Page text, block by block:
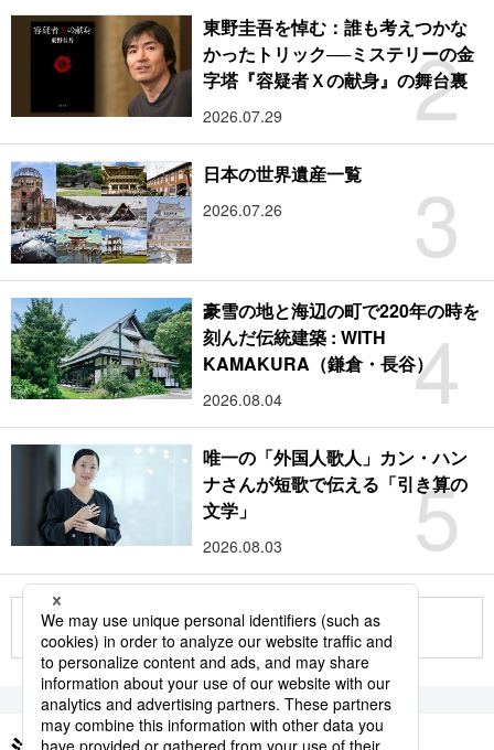
2
東野圭吾を悼む：誰も考えつかな
かったトリック──ミステリーの金
字塔『容疑者Ｘの献身』の舞台裏
2026.07.29
3
日本の世界遺産一覧
2026.07.26
4
豪雪の地と海辺の町で220年の時を
刻んだ伝統建築 : WITH
KAMAKURA（鎌倉・長谷）
2026.08.04
5
唯一の「外国人歌人」カン・ハン
ナさんが短歌で伝える「引き算の
文学」
2026.08.03
もっと見る